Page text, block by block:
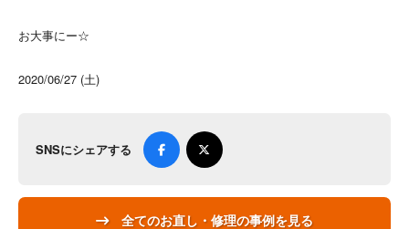
お大事にー☆
2020/06/27 (土)
SNSにシェアする
全てのお直し・修理の事例を見る